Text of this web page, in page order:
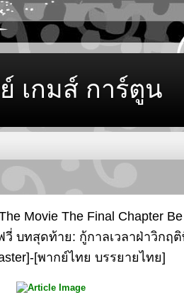
เกมส์ การ์ตูน
Movie The Final Chapter
วี่ บทสุดท้าย: กู้กาลเวลาฝ่าวิกฤ
[พากย์ไทย บรรยายไทย]